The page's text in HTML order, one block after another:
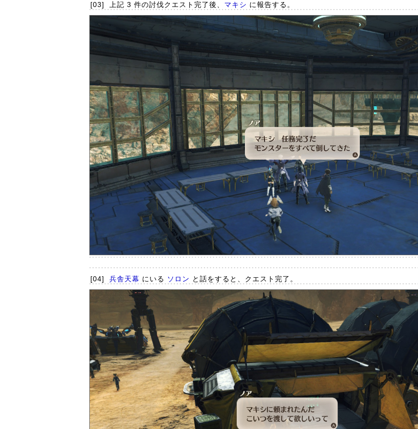
[03] 上記 3 件の討伐クエスト完了後、 マキシ に報告する。
[04] 兵舎天幕 にいる ソロン と話をすると、クエスト完了。